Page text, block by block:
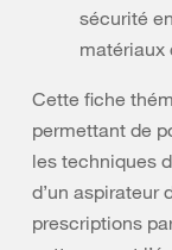
sécurité
matériaux
Cette fiche
permettant de
les techniques
d’un aspirateur
prescriptions